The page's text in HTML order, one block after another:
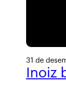
31 de
Inoiz